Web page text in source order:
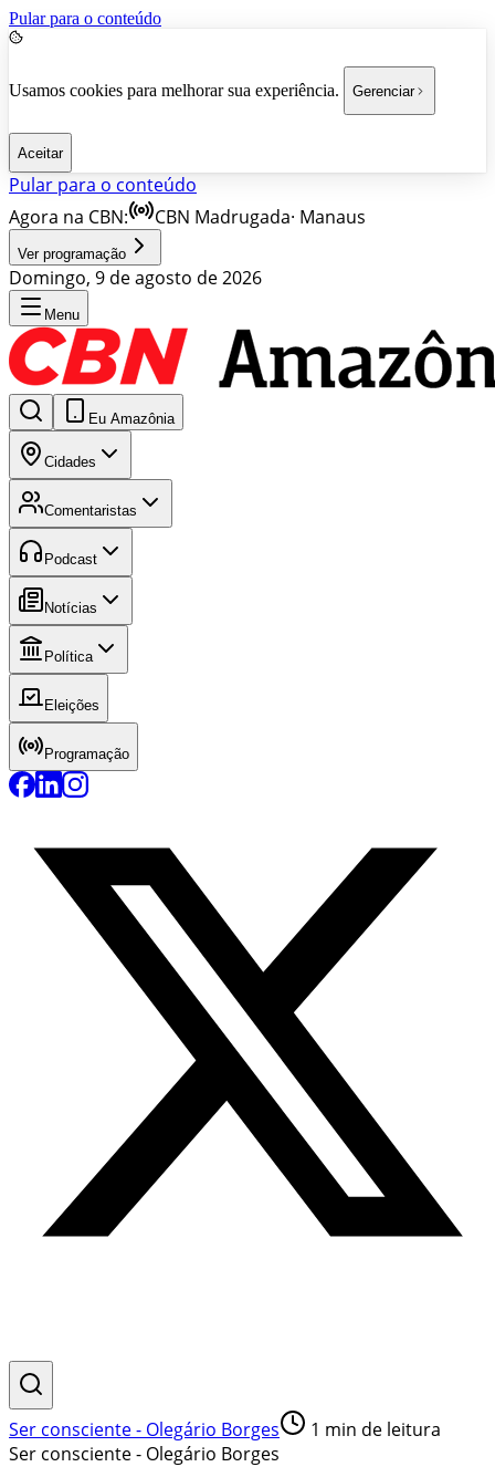
Pular para o conteúdo
Usamos cookies para melhorar sua experiência. Gerenciar
Aceitar
Pular para o conteúdo
Agora na CBN:
CBN Madrugada· Manaus
Ver programação
Domingo, 9 de agosto de 2026
Menu
Eu Amazônia
Cidades
Comentaristas
Podcast
Notícias
Política
Eleições
Programação
Ser consciente - Olegário Borges 1 min de leitura
Ser consciente - Olegário Borges